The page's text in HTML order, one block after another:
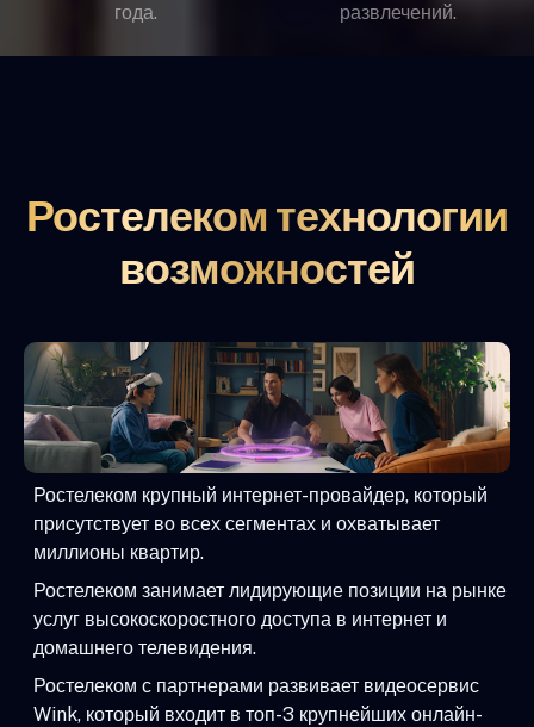
года.
развлечений.
Ростелеком технологии
возможностей
Ростелеком крупный интернет-провайдер, который
присутствует во всех сегментах и охватывает
миллионы квартир.
Ростелеком занимает лидирующие позиции на рынке
услуг высокоскоростного доступа в интернет и
домашнего телевидения.
Ростелеком с партнерами развивает видеосервис
Wink, который входит в топ-3 крупнейших онлайн-